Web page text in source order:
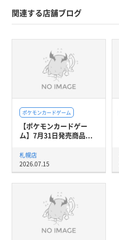
関連する店舗ブログ
ポケモンカードゲーム
【ポケモンカードゲー
ム】7月31日発売商品...
札幌店
2026.07.15